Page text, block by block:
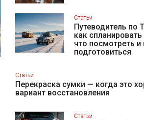
Статьи
Путеводитель по
как
что посмотреть и
подготовиться
Статьи
Перекраска сумки — когда это
вариант восстановления
Статьи